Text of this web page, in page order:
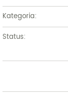
Kategoria:
Status: